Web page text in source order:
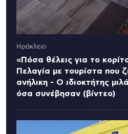
Ηράκλειο
«Πόσα θέλεις για το
Πελαγία με τουρίστα που
ανήλικη - Ο ιδιοκτήτης
όσα συνέβησαν (βίντεο)